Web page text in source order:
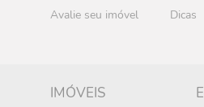
Avalie seu imóvel
Dicas
IMÓVEIS